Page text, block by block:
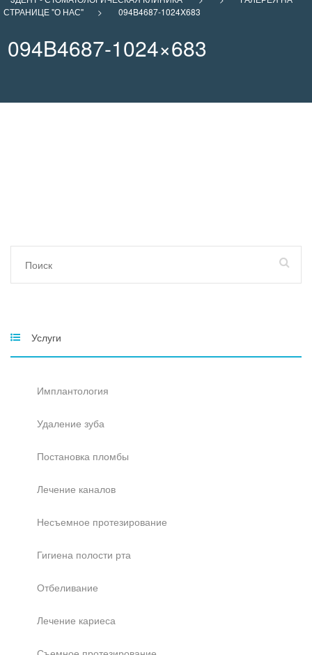
СТРАНИЦЕ "О НАС"
> 094B4687-1024X683
094B4687-1024×683
Услуги
Имплантология
Удаление зуба
Постановка пломбы
Лечение каналов
Несъемное протезирование
Гигиена полости рта
Отбеливание
Лечение кариеса